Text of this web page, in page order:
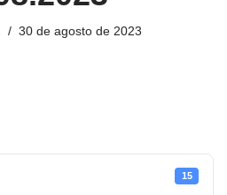
30 de agosto de 2023
15